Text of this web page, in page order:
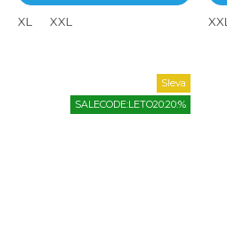
XL XXL XXL
Sleva
SALECODE:LETO20:20:%